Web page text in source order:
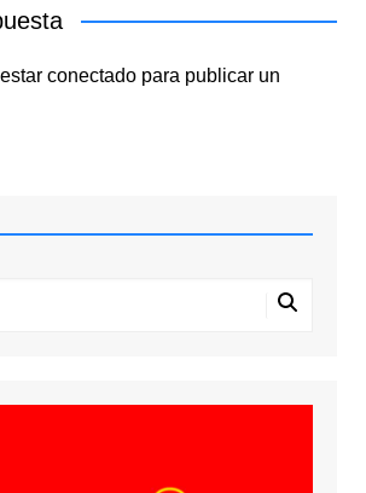
conectadopara publicar un